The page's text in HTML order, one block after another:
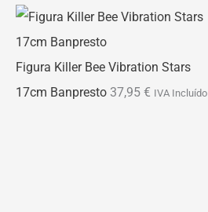
Figura Killer Bee Vibration Stars
17cm Banpresto 37,95 € IVA Incluído